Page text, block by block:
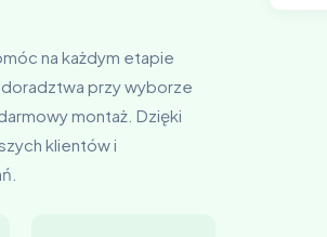
na każdym etapie
przy wyborze
montaż. Dzięki
klientów i